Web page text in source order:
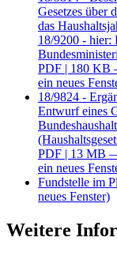
Gesetzes über
das
18/9200 - hier:
PDF | 180 KB
ein neues
18/9824 -
Entwurf eines
PDF | 13 MB
ein neues
Fundstelle im
neues Fenster)
Weitere